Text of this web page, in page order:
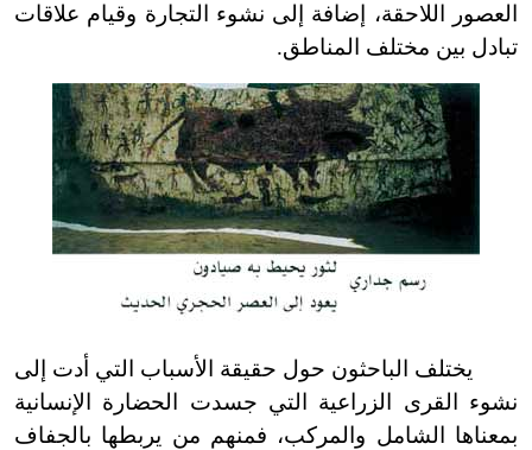
العصور اللاحقة، إضافة إلى نشوء التجارة وقيام علاقات
تبادل بين مختلف المناطق.
يختلف الباحثون حول حقيقة الأسباب التي أدت إلى
نشوء القرى الزراعية التي جسدت الحضارة الإنسانية
بمعناها الشامل والمركب، فمنهم من يربطها بالجفاف